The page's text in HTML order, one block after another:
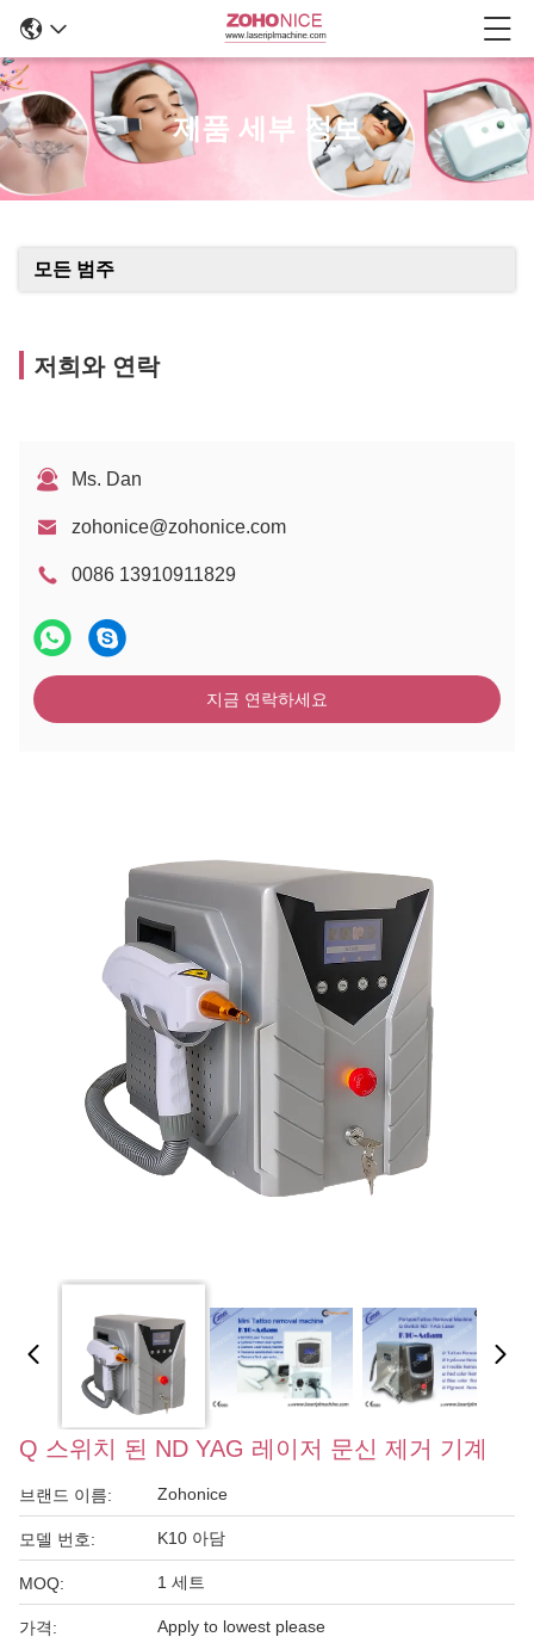
제품 세부 정보
모든 범주
저희와 연락
Ms. Dan
zohonice@zohonice.com
0086 13910911829
지금 연락하세요
Q 스위치 된 ND YAG 레이저 문신 제거 기계
브랜드 이름: Zohonice
모델 번호: K10 아담
MOQ: 1 세트
가격: Apply to lowest please